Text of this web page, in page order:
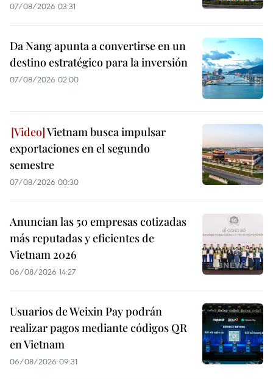
07/08/2026 03:31
Da Nang apunta a convertirse en un
destino estratégico para la inversión
07/08/2026 02:00
Vietnam busca impulsar
exportaciones en el segundo
semestre
07/08/2026 00:30
Anuncian las 50 empresas cotizadas
más reputadas y eficientes de
Vietnam 2026
06/08/2026 14:27
Usuarios de Weixin Pay podrán
realizar pagos mediante códigos QR
en Vietnam
06/08/2026 09:31